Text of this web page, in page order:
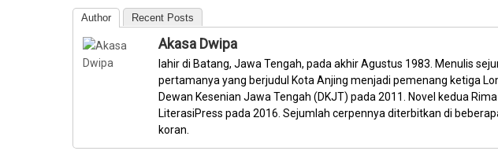
Author Recent Posts
Akasa Dwipa
lahir di Batang, Jawa Tengah, pada akhir Agustus 1983. Menulis
pertamanya yang berjudul Kota Anjing menjadi pemenang ketiga
Dewan Kesenian Jawa Tengah (DKJT) pada 2011. Novel kedua
LiterasiPress pada 2016. Sejumlah cerpennya diterbitkan di
koran.